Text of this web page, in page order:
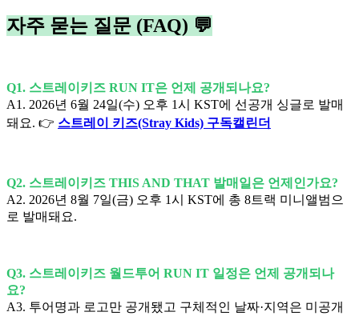
자주 묻는 질문 (FAQ) 💬
Q1. 스트레이키즈 RUN IT은 언제 공개되나요?
A1. 2026년 6월 24일(수) 오후 1시 KST에 선공개 싱글로 발매
돼요. 👉 스트레이 키즈(Stray Kids) 구독캘린더
Q2. 스트레이키즈 THIS AND THAT 발매일은 언제인가요?
A2. 2026년 8월 7일(금) 오후 1시 KST에 총 8트랙 미니앨범으
로 발매돼요.
Q3. 스트레이키즈 월드투어 RUN IT 일정은 언제 공개되나
요?
A3. 투어명과 로고만 공개됐고 구체적인 날짜·지역은 미공개